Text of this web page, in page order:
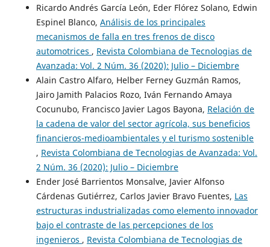
Ricardo Andrés García León, Eder Flórez Solano, Edwin
Espinel Blanco, Análisis de los principales
mecanismos de falla en tres frenos de disco
automotrices , Revista Colombiana de Tecnologias de
Avanzada: Vol. 2 Núm. 36 (2020): Julio – Diciembre
Alain Castro Alfaro, Helber Ferney Guzmán Ramos,
Jairo Jamith Palacios Rozo, Iván Fernando Amaya
Cocunubo, Francisco Javier Lagos Bayona, Relación de
la cadena de valor del sector agrícola, sus beneficios
financieros-medioambientales y el turismo sostenible
, Revista Colombiana de Tecnologias de Avanzada: Vol.
2 Núm. 36 (2020): Julio – Diciembre
Ender José Barrientos Monsalve, Javier Alfonso
Cárdenas Gutiérrez, Carlos Javier Bravo Fuentes, Las
estructuras industrializadas como elemento innovador
bajo el contraste de las percepciones de los
ingenieros , Revista Colombiana de Tecnologias de